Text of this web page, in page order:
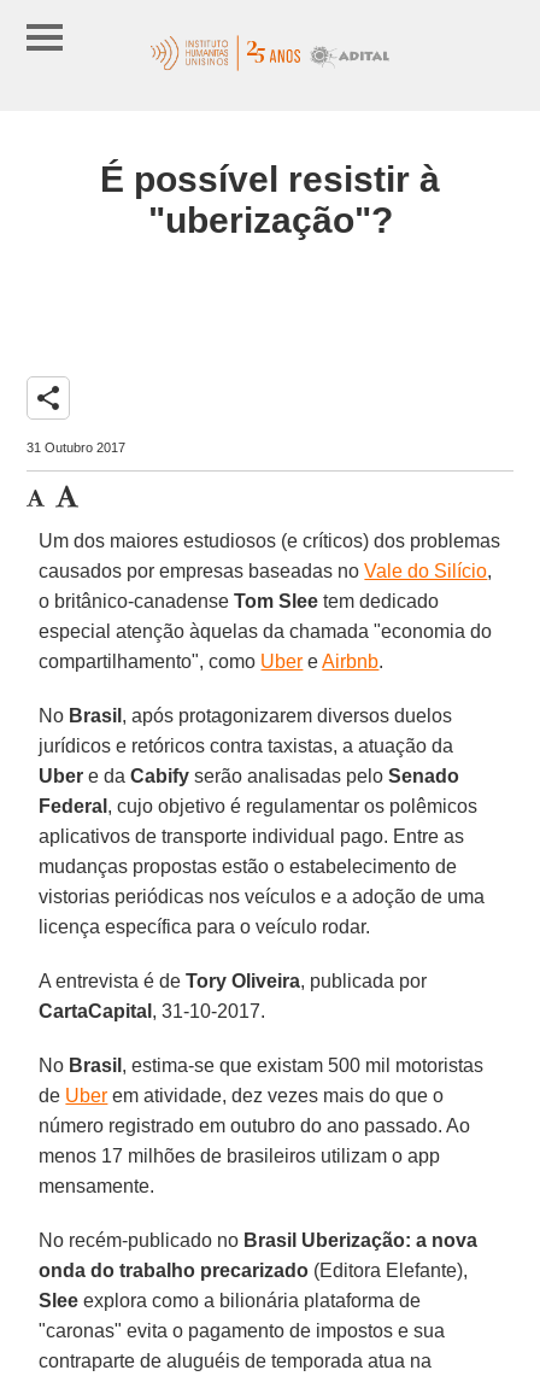
É possível resistir à
"uberização"?
share
31 Outubro 2017
Um dos maiores estudiosos (e críticos) dos problemas
causados por empresas baseadas noVale do Silício,
o britânico-canadenseTom Slee tem dedicado
especial atenção àquelas da chamada "economia do
compartilhamento", como Uber eAirbnb.
No Brasil , após protagonizarem diversos duelos
jurídicos e retóricos contra taxistas, a atuação da
Uber e daCabify serão analisadas peloSenado
Federal , cujo objetivo é regulamentar os polêmicos
aplicativos de transporte individual pago. Entre as
mudanças propostas estão o estabelecimento de
vistorias periódicas nos veículos e a adoção de uma
licença específica para o veículo rodar.
A entrevista é deTory Oliveira, publicada por
CartaCapital , 31-10-2017.
No Brasil , estima-se que existam 500 mil motoristas
de Uber em atividade, dez vezes mais do que o
número registrado em outubro do ano passado. Ao
menos 17 milhões de brasileiros utilizam o app
mensamente.
No recém-publicado no Brasil Uberização: a nova
onda do trabalho precarizado (Editora Elefante),
Slee explora como a bilionária plataforma de
"caronas" evita o pagamento de impostos e sua
contraparte de aluguéis de temporada atua na